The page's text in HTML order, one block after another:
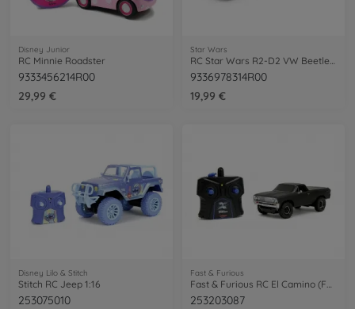
Disney Junior
RC Minnie Roadster
9333456214R00
29,99 €
Star Wars
9336978314R00
19,99 €
Disney Lilo & Stitch
Stitch RC Jeep 1:16
253075010
Fast & Furious
Fast & Furious RC El Camino (FF10) 1:24
253203087